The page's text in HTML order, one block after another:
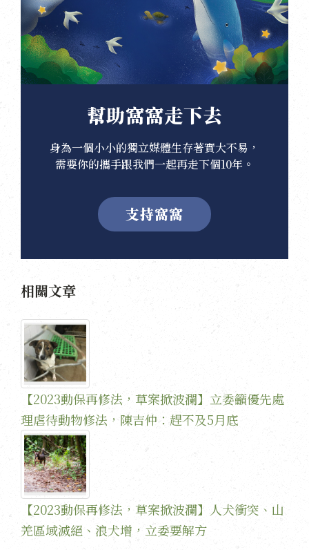
幫助窩窩走下去
身為一個小小的獨立媒體生存著實大不易，
需要你的攜手跟我們一起再走下個10年。
支持窩窩
相關文章
【2023動保再修法，草案掀波瀾】立委籲優先處
理虐待動物修法，陳吉仲：趕不及5月底
【2023動保再修法，草案掀波瀾】人犬衝突、山
羌區域滅絕、浪犬增，立委要解方